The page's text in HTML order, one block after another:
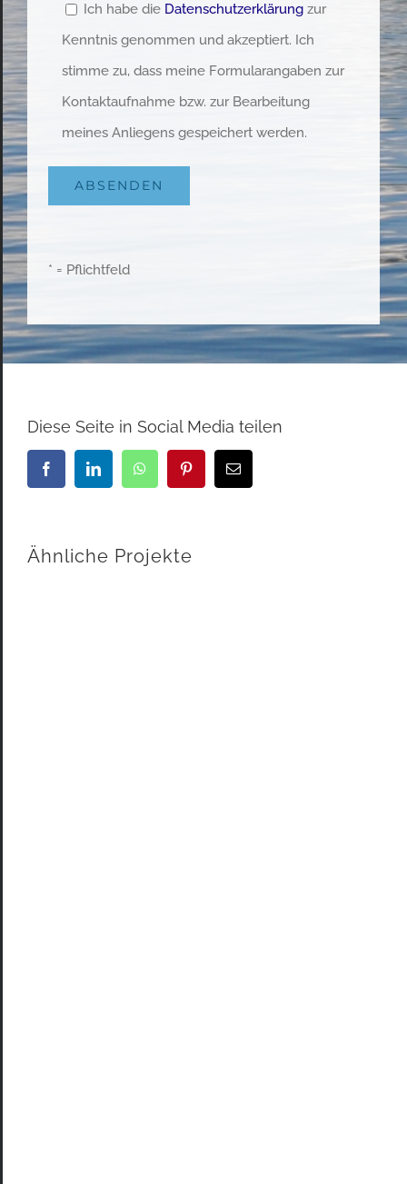
Ich habe die Datenschutzerklärung zur
Kenntnis genommen und akzeptiert. Ich
stimme zu, dass meine Formularangaben zur
Kontaktaufnahme bzw. zur Bearbeitung
meines Anliegens gespeichert werden.
* = Pflichtfeld
Diese Seite in Social Media teilen
FacebookLinkedIn WhatsAppPinterestE-
Mail
Ähnliche Projekte